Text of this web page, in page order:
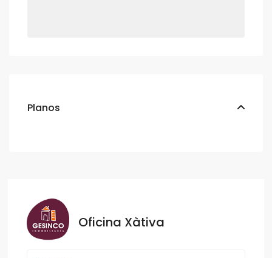
Planos
Oficina Xàtiva